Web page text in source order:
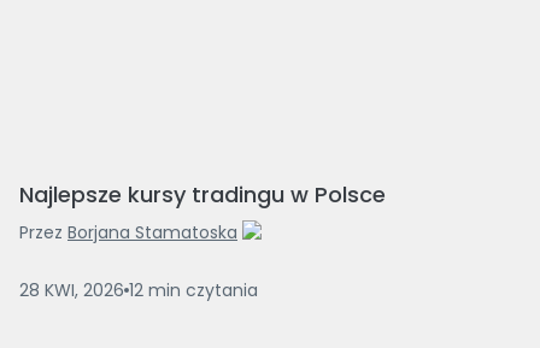
Najlepsze kursy tradingu w Polsce
Przez Borjana Stamatoska
28 KWI, 2026 12 min czytania